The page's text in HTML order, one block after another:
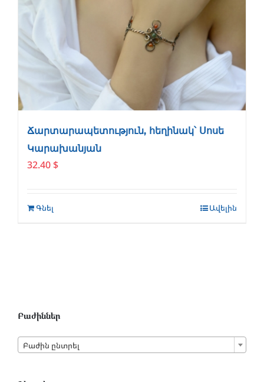
Ճարտարապետություն, հեղինակ՝ Սոսե
Կարախանյան
32.40 $
Գնել Ավելին
Բաժիններ
Բաժին ընտրել